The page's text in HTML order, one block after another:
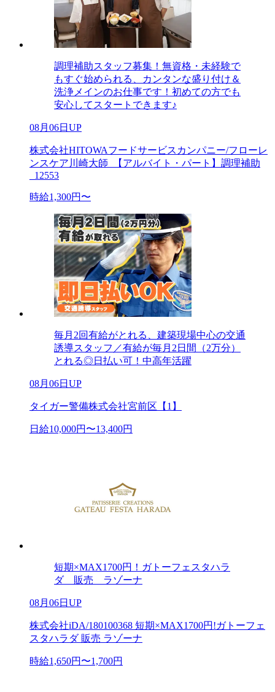
調理補助スタッフ募集！無資格・未経験で
もすぐ始められる、カンタンな盛り付け＆
洗浄メインのお仕事です！初めての方でも
安心してスタートできます♪
08月06日UP
株式会社HITOWAフードサービスカンパニー/フローレ
ンスケア川崎大師_【アルバイト・パート】調理補助
_12553
時給1,300円〜
毎月2回有給がとれる、建築現場中心の交通
誘導スタッフ／有給が毎月2日間（2万分）
とれる◎日払い可！中高年活躍
08月06日UP
タイガー警備株式会社宮前区【1】
日給10,000円〜13,400円
短期×MAX1700円！ガトーフェスタハラ
ダ 販売 ラゾーナ
08月06日UP
株式会社iDA/180100368 短期×MAX1700円!ガトーフェ
スタハラダ 販売 ラゾーナ
時給1,650円〜1,700円